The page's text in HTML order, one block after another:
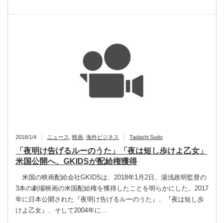
2018/1/4 ニュース 映画 海外ビジネス Tadashi Sudo
「夜明け告げるルーのうた」「夜は短し歩けよ乙女」
米国公開へ、GKIDSが配給権獲得
米国の映画配給会社GKIDSは、2018年1月2日、湯浅政明監督の
3本の劇場映画の米国配給権を獲得したことを明らかにした。2017
年に日本公開された『夜明け告げるルーのうた』、『夜は短し歩
けよ乙女』、そして2004年に…